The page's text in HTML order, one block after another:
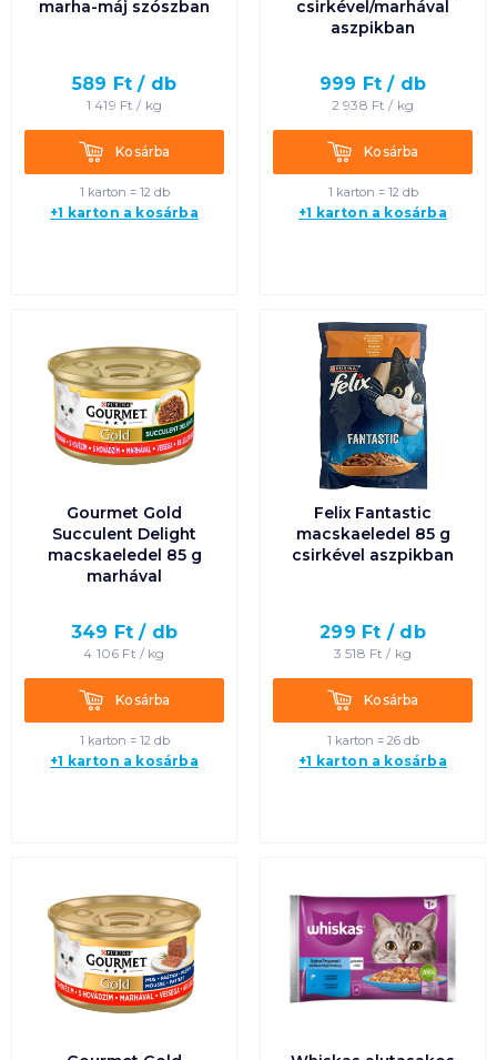
marha-máj szószban
589 Ft / db
1 419 Ft / kg
KosárbaKosárba
1 karton = 12 db
+1 karton a kosárba
csirkével/marhával
aszpikban
999 Ft / db
2 938 Ft / kg
KosárbaKosárba
1 karton = 12 db
+1 karton a kosárba
Gourmet Gold
Succulent Delight
macskaeledel 85 g
marhával
349 Ft / db
4 106 Ft / kg
KosárbaKosárba
1 karton = 12 db
+1 karton a kosárba
Felix Fantastic
macskaeledel 85 g
csirkével aszpikban
299 Ft / db
3 518 Ft / kg
KosárbaKosárba
1 karton = 26 db
+1 karton a kosárba